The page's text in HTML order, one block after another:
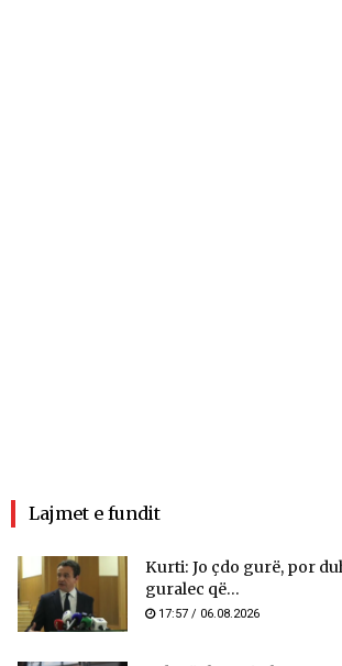
Lajmet e fundit
Kurti: Jo çdo gurë, por
guralec që...
17:57 / 06.08.2026